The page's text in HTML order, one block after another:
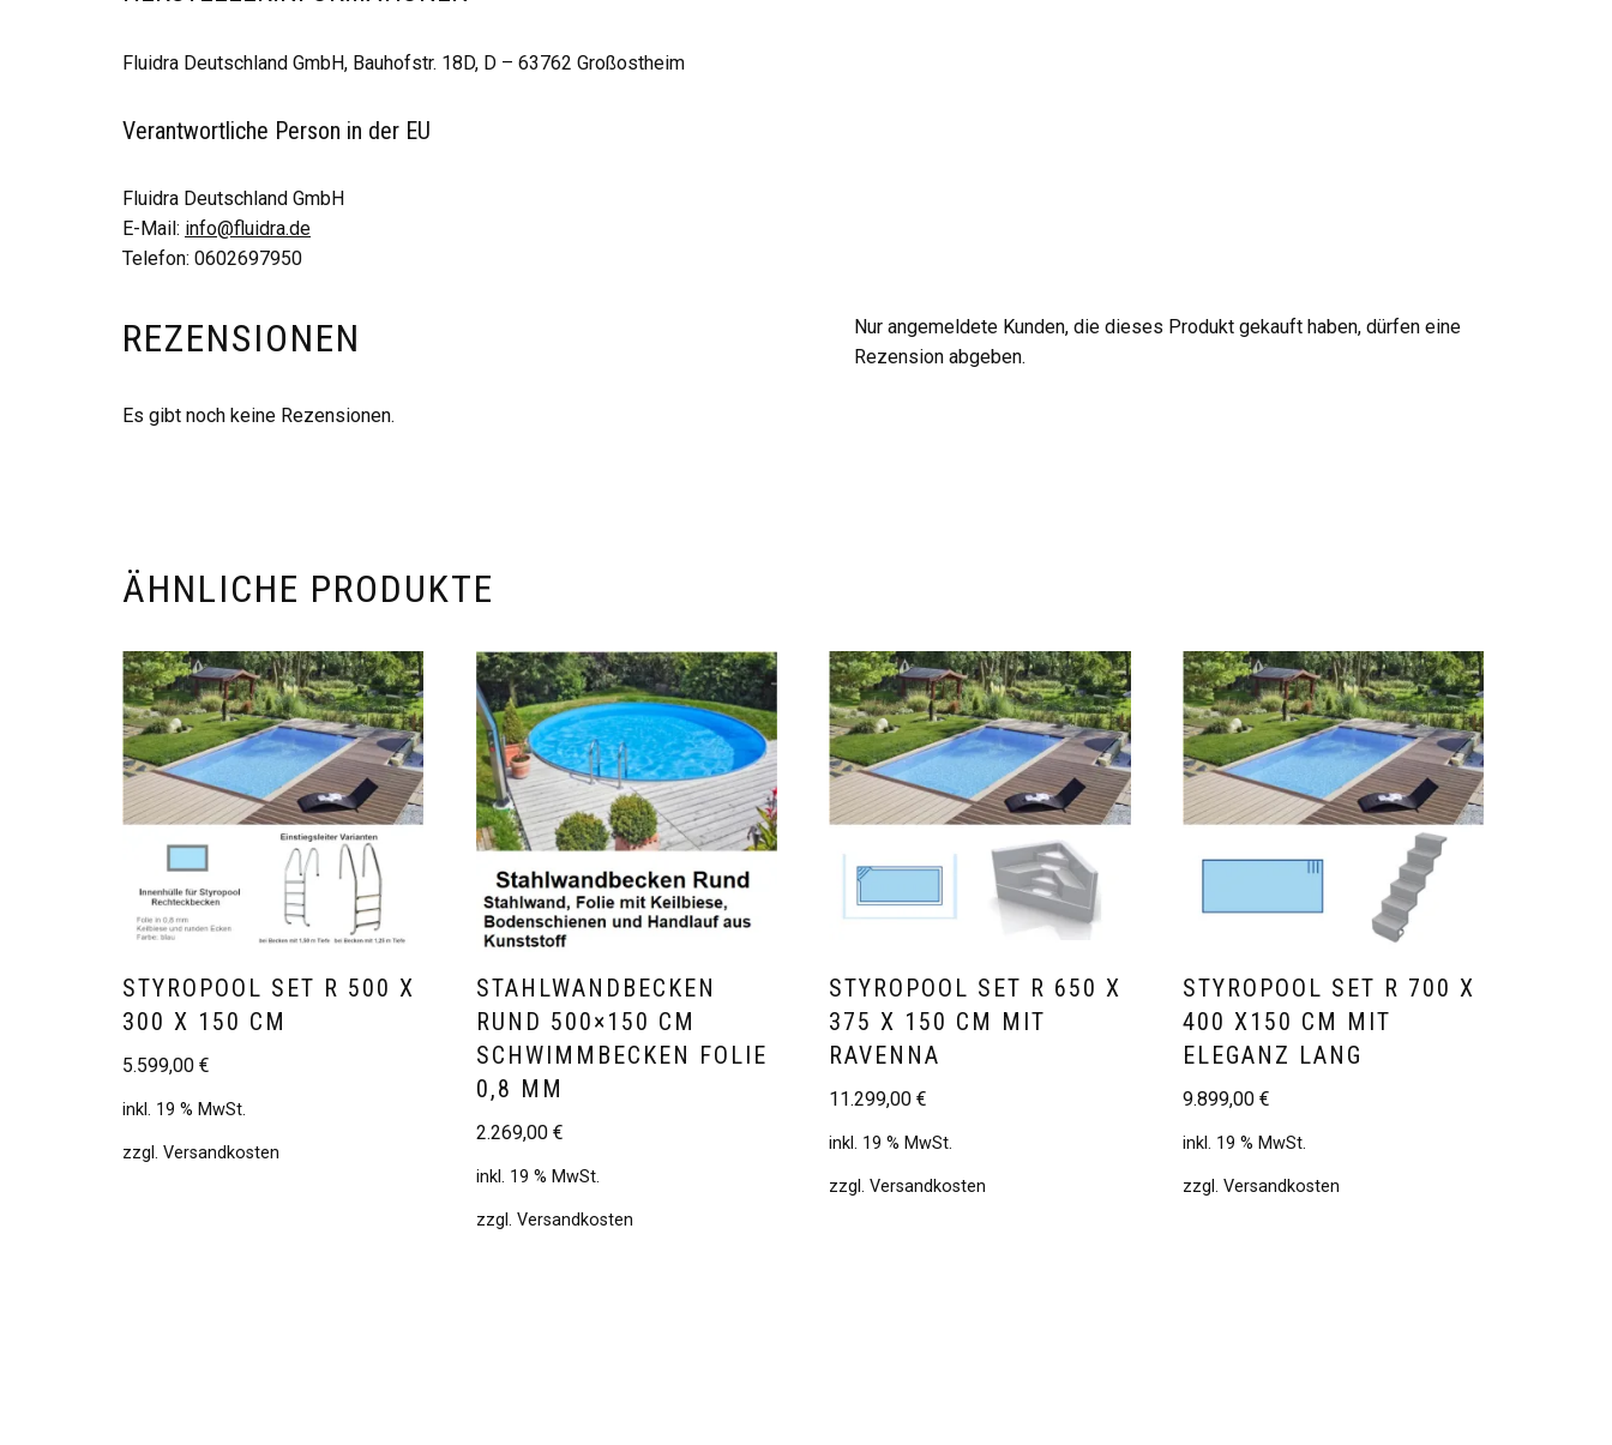
Fluidra Deutschland GmbH, Bauhofstr. 18D, D – 63762 Großostheim
Verantwortliche Person in der EU
Fluidra Deutschland GmbH
E-Mail: info@fluidra.de
Telefon: 0602697950
REZENSIONEN
Es gibt noch keine Rezensionen.
Nur angemeldete Kunden, die dieses Produkt gekauft haben, dürfen eine
Rezension abgeben.
ÄHNLICHE PRODUKTE
STYROPOOL SET R 500 X
300 X 150 CM
5.599,00 €
inkl. 19 % MwSt.
zzgl. Versandkosten
STAHLWANDBECKEN
RUND 500×150 CM
SCHWIMMBECKEN FOLIE
0,8 MM
2.269,00 €
inkl. 19 % MwSt.
zzgl. Versandkosten
STYROPOOL SET R 650 X
375 X 150 CM MIT
RAVENNA
11.299,00€
inkl. 19 % MwSt.
zzgl.Versandkosten
STYROPOOL SET R 700 X
400 X150 CM MIT
ELEGANZ LANG
9.899,00€
inkl. 19 % MwSt.
zzgl.Versandkosten